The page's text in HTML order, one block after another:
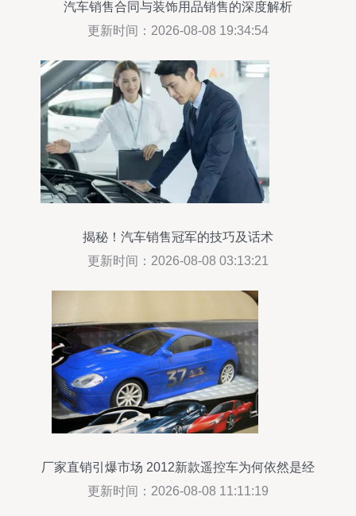
汽车销售合同与装饰用品销售的深度解析
更新时间：2026-08-08 19:34:54
揭秘！汽车销售冠军的技巧及话术
更新时间：2026-08-08 03:13:21
厂家直销引爆市场 2012新款遥控车为何依然是经
典之选？
更新时间：2026-08-08 11:11:19